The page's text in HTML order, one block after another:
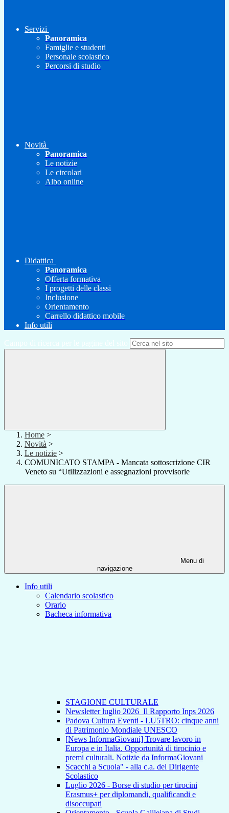
Servizi
Panoramica
Famiglie e studenti
Personale scolastico
Percorsi di studio
Novità
Panoramica
Le notizie
Le circolari
Albo online
Didattica
Panoramica
Offerta formativa
I progetti delle classi
Inclusione
Orientamento
Carrello didattico mobile
Info utili
Campo di ricerca per le pagine del sito
Home >
Novità >
Le notizie >
COMUNICATO STAMPA - Mancata sottoscrizione CIR
Veneto su “Utilizzazioni e assegnazioni provvisorie
Menu di
navigazione
Info utili
Calendario scolastico
Orario
Bacheca informativa
STAGIONE CULTURALE
Newsletter luglio 2026_Il Rapporto Inps 2026
Padova Cultura Eventi - LU5TRO: cinque anni
di Patrimonio Mondiale UNESCO
[News InformaGiovani] Trovare lavoro in
Europa e in Italia. Opportunità di tirocinio e
premi culturali. Notizie da InformaGiovani
Scacchi a Scuola" - alla c.a. del Dirigente
Scolastico
Luglio 2026 - Borse di studio per tirocini
Erasmus+ per diplomandi, qualificandi e
disoccupati